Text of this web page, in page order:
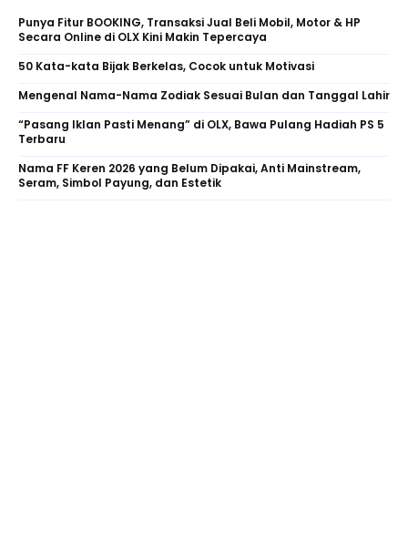
Punya Fitur BOOKING, Transaksi Jual Beli Mobil, Motor & HP
Secara Online di OLX Kini Makin Tepercaya
50 Kata-kata Bijak Berkelas, Cocok untuk Motivasi
Mengenal Nama-Nama Zodiak Sesuai Bulan dan Tanggal Lahir
“Pasang Iklan Pasti Menang” di OLX, Bawa Pulang Hadiah PS 5
Terbaru
Nama FF Keren 2026 yang Belum Dipakai, Anti Mainstream,
Seram, Simbol Payung, dan Estetik